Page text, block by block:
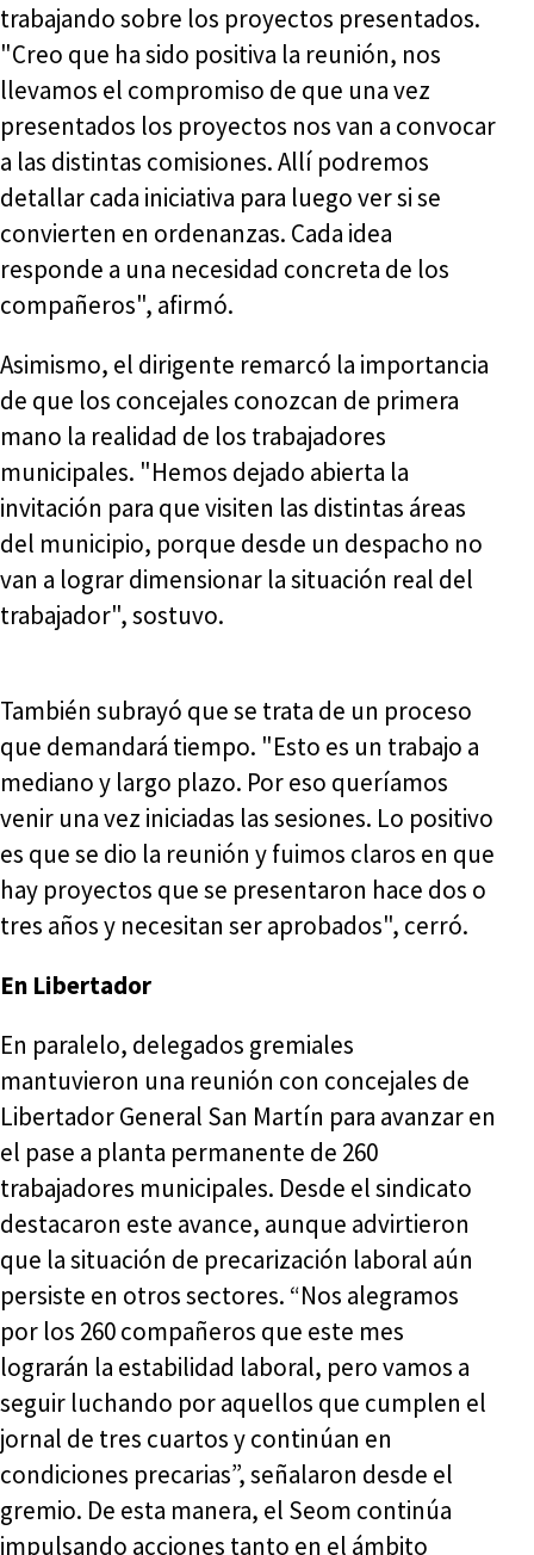
trabajando sobre los proyectos presentados.
"Creo que ha sido positiva la reunión, nos
llevamos el compromiso de que una vez
presentados los proyectos nos van a convocar
a las distintas comisiones. Allí podremos
detallar cada iniciativa para luego ver si se
convierten en ordenanzas. Cada idea
responde a una necesidad concreta de los
compañeros", afirmó.
Asimismo, el dirigente remarcó la importancia
de que los concejales conozcan de primera
mano la realidad de los trabajadores
municipales. "Hemos dejado abierta la
invitación para que visiten las distintas áreas
del municipio, porque desde un despacho no
van a lograr dimensionar la situación real del
trabajador", sostuvo.
También subrayó que se trata de un proceso
que demandará tiempo. "Esto es un trabajo a
mediano y largo plazo. Por eso queríamos
venir una vez iniciadas las sesiones. Lo positivo
es que se dio la reunión y fuimos claros en que
hay proyectos que se presentaron hace dos o
tres años y necesitan ser aprobados", cerró.
En Libertador
En paralelo, delegados gremiales
mantuvieron una reunión con concejales de
Libertador General San Martín para avanzar en
el pase a planta permanente de 260
trabajadores municipales. Desde el sindicato
destacaron este avance, aunque advirtieron
que la situación de precarización laboral aún
persiste en otros sectores. “Nos alegramos
por los 260 compañeros que este mes
lograrán la estabilidad laboral, pero vamos a
seguir luchando por aquellos que cumplen el
jornal de tres cuartos y continúan en
condiciones precarias”, señalaron desde el
gremio. De esta manera, el Seom continúa
impulsando acciones tanto en el ámbito